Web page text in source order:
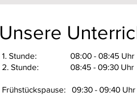
Unsere
1. Stunde: 08:00 - 08:45 Uhr
2. Stunde: 08:45 - 09:30 Uhr
Frühstückspause: 09:30 - 09:40 Uhr